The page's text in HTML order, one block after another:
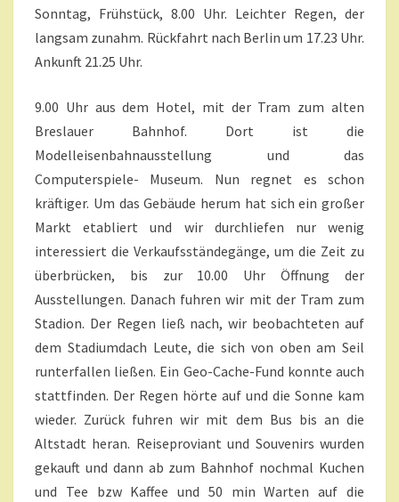
Sonntag, Frühstück, 8.00 Uhr. Leichter Regen, der
langsam zunahm. Rückfahrt nach Berlin um 17.23 Uhr.
Ankunft 21.25 Uhr.
9.00 Uhr aus dem Hotel, mit der Tram zum alten
Breslauer Bahnhof. Dort ist die
Modelleisenbahnausstellung und das
Computerspiele- Museum. Nun regnet es schon
kräftiger. Um das Gebäude herum hat sich ein großer
Markt etabliert und wir durchliefen nur wenig
interessiert die Verkaufsständegänge, um die Zeit zu
überbrücken, bis zur 10.00 Uhr Öffnung der
Ausstellungen. Danach fuhren wir mit der Tram zum
Stadion. Der Regen ließ nach, wir beobachteten auf
dem Stadiumdach Leute, die sich von oben am Seil
runterfallen ließen. Ein Geo-Cache-Fund konnte auch
stattfinden. Der Regen hörte auf und die Sonne kam
wieder. Zurück fuhren wir mit dem Bus bis an die
Altstadt heran. Reiseproviant und Souvenirs wurden
gekauft und dann ab zum Bahnhof nochmal Kuchen
und Tee bzw Kaffee und 50 min Warten auf die